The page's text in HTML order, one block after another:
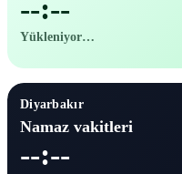
--:--
Yükleniyor…
Diyarbakır
Namaz vakitleri
--:--